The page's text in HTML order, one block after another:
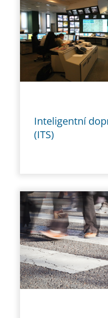
Inteligentní
(ITS)